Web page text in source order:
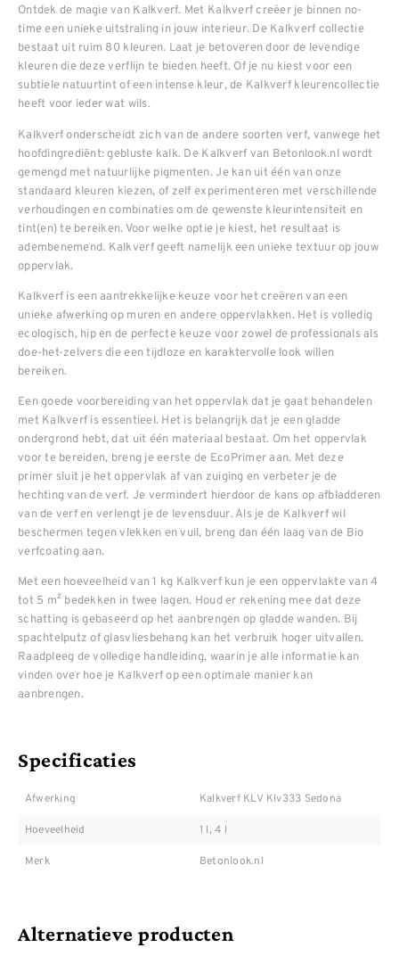
Ontdek de magie van Kalkverf. Met Kalkverf creëer je binnen no-
time een unieke uitstraling in jouw interieur. De Kalkverf collectie
bestaat uit ruim 80 kleuren. Laat je betoveren door de levendige
kleuren die deze verflijn te bieden heeft. Of je nu kiest voor een
subtiele natuurtint of een intense kleur, de Kalkverf kleurencollectie
heeft voor ieder wat wils.
Kalkverf onderscheidt zich van de andere soorten verf, vanwege het
hoofdingrediënt: gebluste kalk. De Kalkverf van Betonlook.nl wordt
gemengd met natuurlijke pigmenten. Je kan uit één van onze
standaard kleuren kiezen, of zelf experimenteren met verschillende
verhoudingen en combinaties om de gewenste kleurintensiteit en
tint(en) te bereiken. Voor welke optie je kiest, het resultaat is
adembenemend. Kalkverf geeft namelijk een unieke textuur op jouw
oppervlak.
Kalkverf is een aantrekkelijke keuze voor het creëren van een
unieke afwerking op muren en andere oppervlakken. Het is volledig
ecologisch, hip en de perfecte keuze voor zowel de professionals als
doe-het-zelvers die een tijdloze en karaktervolle look willen
bereiken.
Een goede voorbereiding van het oppervlak dat je gaat behandelen
met Kalkverf is essentieel. Het is belangrijk dat je een gladde
ondergrond hebt, dat uit één materiaal bestaat. Om het oppervlak
voor te bereiden, breng je eerste de EcoPrimer aan. Met deze
primer sluit je het oppervlak af van zuiging en verbeter je de
hechting van de verf. Je vermindert hierdoor de kans op afbladderen
van de verf en verlengt je de levensduur. Als je de Kalkverf wil
beschermen tegen vlekken en vuil, breng dan één laag van de Bio
verfcoating aan.
Met een hoeveelheid van 1 kg Kalkverf kun je een oppervlakte van 4
tot 5 m² bedekken in twee lagen. Houd er rekening mee dat deze
schatting is gebaseerd op het aanbrengen op gladde wanden. Bij
spachtelputz of glasvliesbehang kan het verbruik hoger uitvallen.
Raadpleeg de volledige handleiding, waarin je alle informatie kan
vinden over hoe je Kalkverf op een optimale manier kan
aanbrengen.
Specificaties
Afwerking Kalkverf KLV Klv333 Sedona
Hoeveelheid 1 l, 4 l
Merk Betonlook.nl
Alternatieve producten